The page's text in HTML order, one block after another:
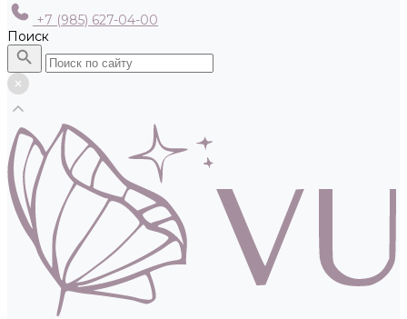
+7 (985) 627-04-00
Поиск